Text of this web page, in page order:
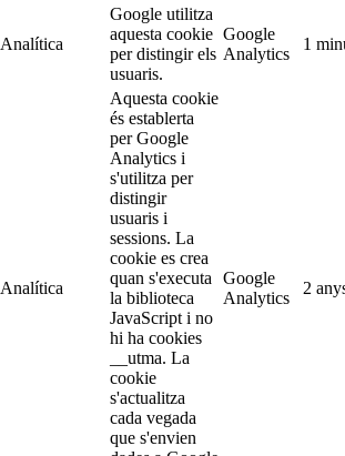
Analítica
Google utilitza
aquesta cookie
per distingir els
usuaris.
Google
Analytics
1
Analítica
Aquesta cookie
és establerta
per Google
Analytics i
s'utilitza per
distingir
usuaris i
sessions. La
cookie es crea
quan s'executa
la biblioteca
JavaScript i no
hi ha cookies
__utma. La
cookie
s'actualitza
cada vegada
que s'envien
Google
Analytics
2